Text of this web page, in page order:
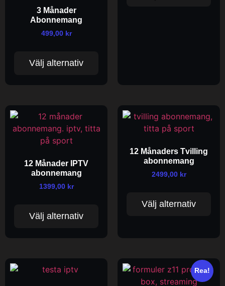
3 Månader
Abonnemang
499,00 kr
Välj alternativ
12 Månader IPTV
abonnemang
1399,00 kr
Välj alternativ
12 Månaders Tvilling
abonnemang
2499,00 kr
Välj alternativ
Rea!